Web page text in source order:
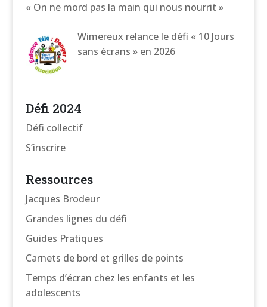
« On ne mord pas la main qui nous nourrit »
Wimereux relance le défi « 10 Jours
sans écrans » en 2026
Défi 2024
Défi collectif
S’inscrire
Ressources
Jacques Brodeur
Grandes lignes du défi
Guides Pratiques
Carnets de bord et grilles de points
Temps d’écran chez les enfants et les
adolescents